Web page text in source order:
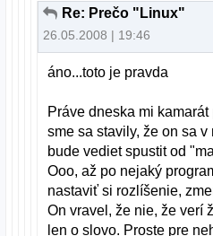
Re: Prečo "Linux"
26.05.2008 | 19:46
áno...toto je pravda
Práve dneska mi
sme sa stavily, že on sa
bude vediet spustit od
Ooo, až po nejaký
nastaviť si rozlíšenie,
On vravel, že nie, že verí
len o slovo. Proste pre